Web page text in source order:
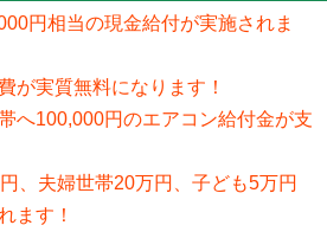
円相当の現金給付が実施されま
が実質無料になります！
へ100,000円のエアコン給付金が支
、夫婦世帯20万円、子ども5万円
ます！